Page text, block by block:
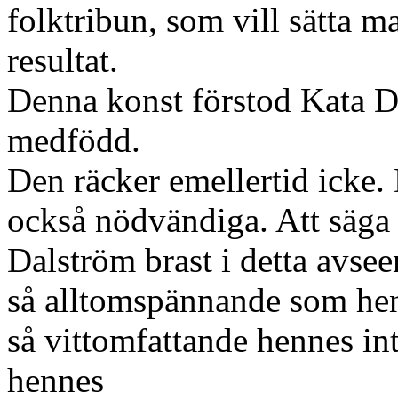
folktribun, som vill sätta
resultat.
Denna konst förstod Kata
medfödd.
Den räcker emellertid
också nödvändiga. Att
Dalström brast i detta
så alltomspännande som
så vittomfattande hennes
hennes